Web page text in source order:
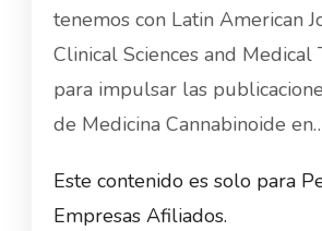
tenemos con Latin American
Clinical Sciences and Medical
para impulsar las
de Medicina Cannabinoide
Este contenido es solo para
Empresas Afiliados.